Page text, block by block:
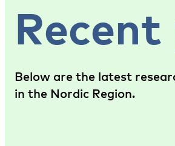
Below are the latest
in the Nordic Region.